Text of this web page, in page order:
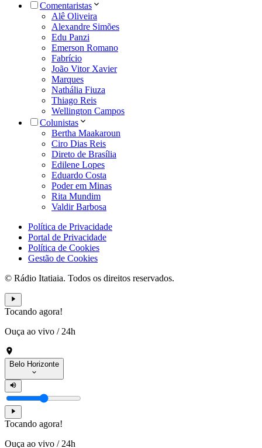
Comentaristas
Alê Oliveira
Alexandre Simões
Edu Panzi
Emerson Romano
Fabrício
João Vitor Xavier
Marques
Nathália Fiuza
Thiago Reis
Wellington Campos
Colunistas
Bertha Maakaroun
Ciro Dias Reis
Direto de Brasília
Edilene Lopes
Eduardo Costa
Poder em Minas
Rita Mundim
Valdir Barbosa
Política de Privacidade
Portal de Privacidade
Política de Cookies
Gestão de Cookies
© Rádio Itatiaia. Todos os direitos reservados.
Tocando agora!
Ouça ao vivo / 24h
Belo Horizonte
Tocando agora!
Ouça ao vivo / 24h